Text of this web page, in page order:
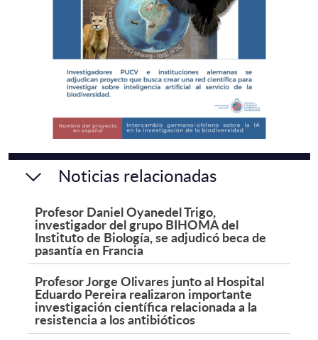
Noticias relacionadas
Profesor Daniel Oyanedel Trigo,
investigador del grupo BIHOMA del
Instituto de Biología, se adjudicó beca de
pasantía en Francia
Profesor Jorge Olivares junto al Hospital
Eduardo Pereira realizaron importante
investigación científica relacionada a la
resistencia a los antibióticos